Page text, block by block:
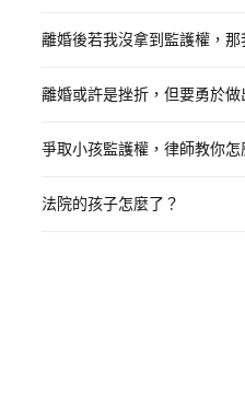
r離婚後若我沒拿到監護權，
離婚或許是挫折，但要勇於
爭取小孩監護權，律師教你怎
法院的孩子怎麼了？